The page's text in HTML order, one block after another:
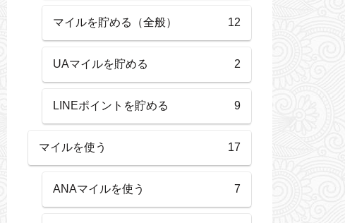
マイルを貯める（全般） 12
UAマイルを貯める 2
LINEポイントを貯める 9
マイルを使う 17
ANAマイルを使う 7